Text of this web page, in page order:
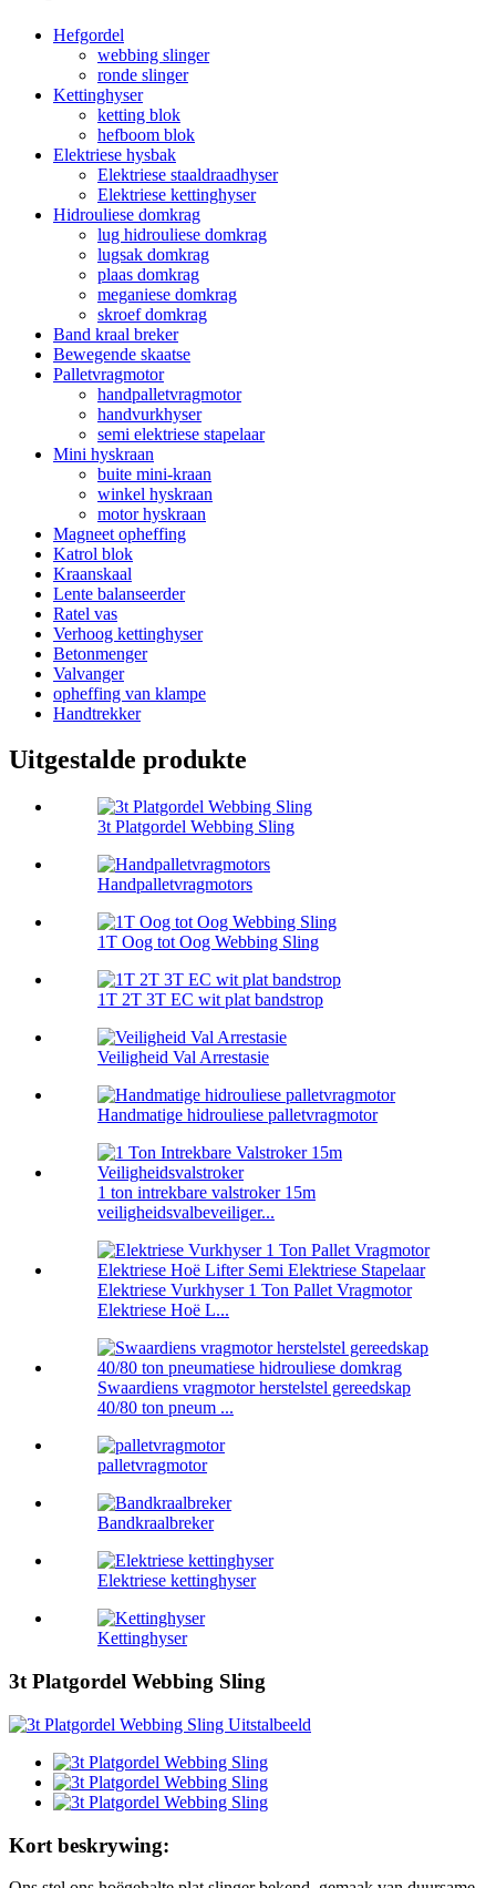
Hefgordel
webbing slinger
ronde slinger
Kettinghyser
ketting blok
hefboom blok
Elektriese hysbak
Elektriese staaldraadhyser
Elektriese kettinghyser
Hidrouliese domkrag
lug hidrouliese domkrag
lugsak domkrag
plaas domkrag
meganiese domkrag
skroef domkrag
Band kraal breker
Bewegende skaatse
Palletvragmotor
handpalletvragmotor
handvurkhyser
semi elektriese stapelaar
Mini hyskraan
buite mini-kraan
winkel hyskraan
motor hyskraan
Magneet opheffing
Katrol blok
Kraanskaal
Lente balanseerder
Ratel vas
Verhoog kettinghyser
Betonmenger
Valvanger
opheffing van klampe
Handtrekker
Uitgestalde produkte
3t Platgordel Webbing Sling
Handpalletvragmotors
1T Oog tot Oog Webbing Sling
1T 2T 3T EC wit plat bandstrop
Veiligheid Val Arrestasie
Handmatige hidrouliese palletvragmotor
1 ton intrekbare valstroker 15m
veiligheidsvalbeveiliger...
Elektriese Vurkhyser 1 Ton Pallet Vragmotor
Elektriese Hoë L...
Swaardiens vragmotor herstelstel gereedskap
40/80 ton pneum ...
palletvragmotor
Bandkraalbreker
Elektriese kettinghyser
Kettinghyser
3t Platgordel Webbing Sling
Kort beskrywing: